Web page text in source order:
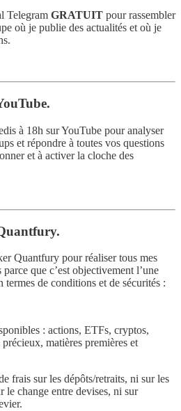
Telegram GRATUIT pour rassembler
où je publie des actualités et où je
à 18h sur YouTube pour analyser
et répondre à toutes vos questions
et à activer la cloche des
Quantfury pour réaliser tous mes
que c’est objectivement l’une
termes de conditions et de sécurités :
: actions, ETFs, cryptos,
matières premières et
frais sur les dépôts/retraits, ni sur les
le change entre devises, ni sur